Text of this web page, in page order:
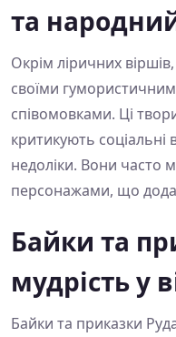
та
Окрім ліричних
своїми
співомовками. Ці
критикують
недоліки. Вони часто
персонажами, що
Байки та
мудрість у
Байки та приказки